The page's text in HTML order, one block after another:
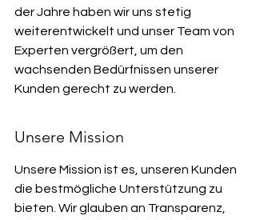
der Jahre haben wir uns stetig
weiterentwickelt und unser Team von
Experten vergrößert, um den
wachsenden Bedürfnissen unserer
Kunden gerecht zu werden.
Unsere Mission
Unsere Mission ist es, unseren Kunden
die bestmögliche Unterstützung zu
bieten. Wir glauben an Transparenz,